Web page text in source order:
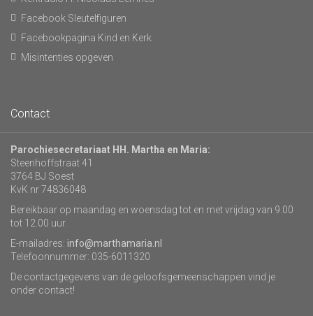
Facebook Sleutelfiguren
Facebookpagina Kind en Kerk
Misintenties opgeven
Contact
Parochiesecretariaat HH. Martha en Maria:
Steenhoffstraat 41
3764 BJ Soest
KvK nr 74836048
Bereikbaar op maandag en woensdag tot en met vrijdag van 9.00
tot 12.00 uur.
E-mailadres: info@marthamaria.nl
Telefoonnummer: 035-6011320
De contactgegevens van de geloofsgemeenschappen vind je
onder contact!